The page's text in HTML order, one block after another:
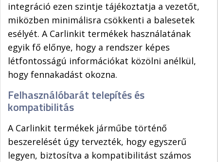
integráció ezen szintje tájékoztatja a vezetőt,
miközben minimálisra csökkenti a balesetek
esélyét. A Carlinkit termékek használatának
egyik fő előnye, hogy a rendszer képes
létfontosságú információkat közölni anélkül,
hogy fennakadást okozna.
Felhasználóbarát telepítés és
kompatibilitás
A Carlinkit termékek járműbe történő
beszerelését úgy tervezték, hogy egyszerű
legyen, biztosítva a kompatibilitást számos